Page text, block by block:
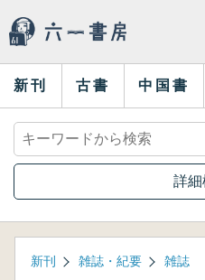
新刊 古書 中国書
詳細
新刊 雑誌・紀要 雑誌